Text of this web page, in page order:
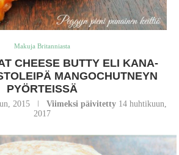
Makuja Britanniasta
CHEESE BUTTY ELI KANA-
MANGOCHUTNEYN
PYÖRTEISSÄ
2015 Viimeksi päivitetty 14 huhtikuun,
2017